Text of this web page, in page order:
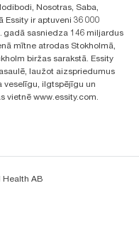
Nosotras, Saba,
Essity ir aptuveni 36 000
gadā sasniedza 146 miljardus
mītne atrodas Stokholmā,
biržas sarakstā. Essity
laužot aizspriedumus
veselīgu, ilgtspējīgu un
vietnē www.essity.com.
Health AB